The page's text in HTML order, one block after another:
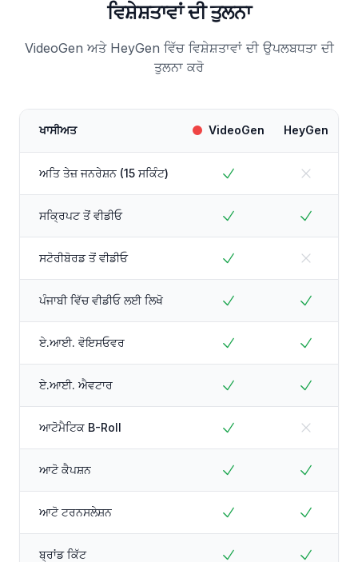
ਵਿਸ਼ੇਸ਼ਤਾਵਾਂ ਦੀ ਤੁਲਨਾ
VideoGen ਅਤੇ HeyGen ਵਿੱਚ ਵਿਸ਼ੇਸ਼ਤਾਵਾਂ ਦੀ ਉਪਲਬਧਤਾ ਦੀ
ਤੁਲਨਾ ਕਰੋ
ਖਾਸੀਅਤ VideoGen HeyGen
ਅਤਿ ਤੇਜ਼ ਜਨਰੇਸ਼ਨ (15 ਸਕਿੰਟ)
ਸਕ੍ਰਿਪਟ ਤੋਂ ਵੀਡੀਓ
ਸਟੋਰੀਬੋਰਡ ਤੋਂ ਵੀਡੀਓ
ਪੰਜਾਬੀ ਵਿੱਚ ਵੀਡੀਓ ਲਈ ਲਿਖੋ
ਏ.ਆਈ. ਵੋਇਸਓਵਰ
ਏ.ਆਈ. ਐਵਟਾਰ
ਆਟੋਮੈਟਿਕ B-Roll
ਆਟੋ ਕੈਪਸ਼ਨ
ਆਟੋ ਟਰਨਸਲੇਸ਼ਨ
ਬ੍ਰਾਂਡ ਕਿੱਟ